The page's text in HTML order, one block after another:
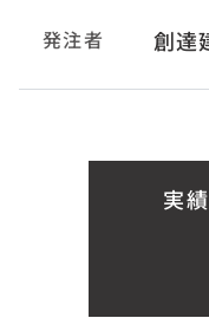
発注者 創達
実